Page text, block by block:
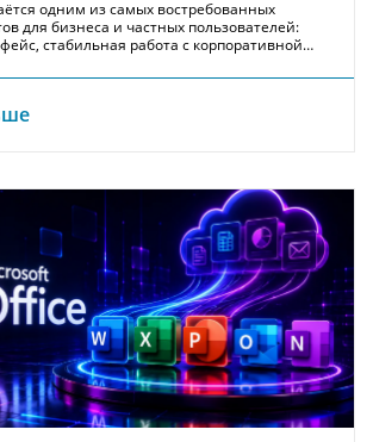
одним из самых востребованных
для бизнеса и частных пользователей:
стабильная работа с корпоративной…